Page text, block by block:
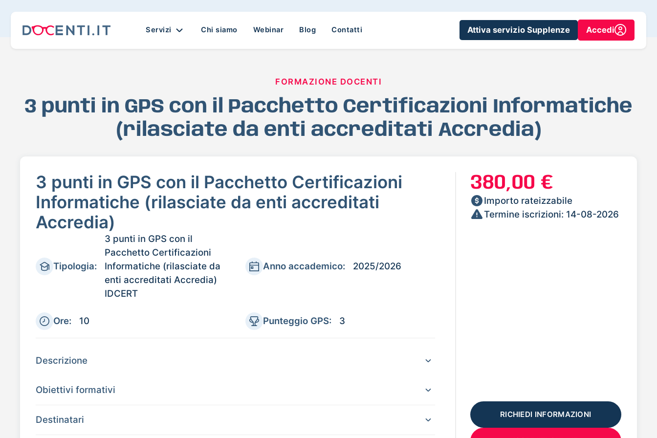
Servizi Chi siamo Webinar Blog Contatti Attiva servizio Supplenze Accedi
FORMAZIONE DOCENTI
3 punti in GPS con il Pacchetto Certificazioni Informatiche
(rilasciate da enti accreditati Accredia)
3 punti in GPS con il Pacchetto Certificazioni
Informatiche (rilasciate da enti accreditati
Accredia)
Tipologia:
3 punti in GPS con il
Pacchetto Certificazioni
Informatiche (rilasciate da
enti accreditati Accredia)
IDCERT
Anno accademico: 2025/2026
Ore: 10 Punteggio GPS: 3
Descrizione
Obiettivi formativi
Destinatari
380,00 €
Importo rateizzabile
Termine iscrizioni: 14-08-2026
RICHIEDI INFORMAZIONI